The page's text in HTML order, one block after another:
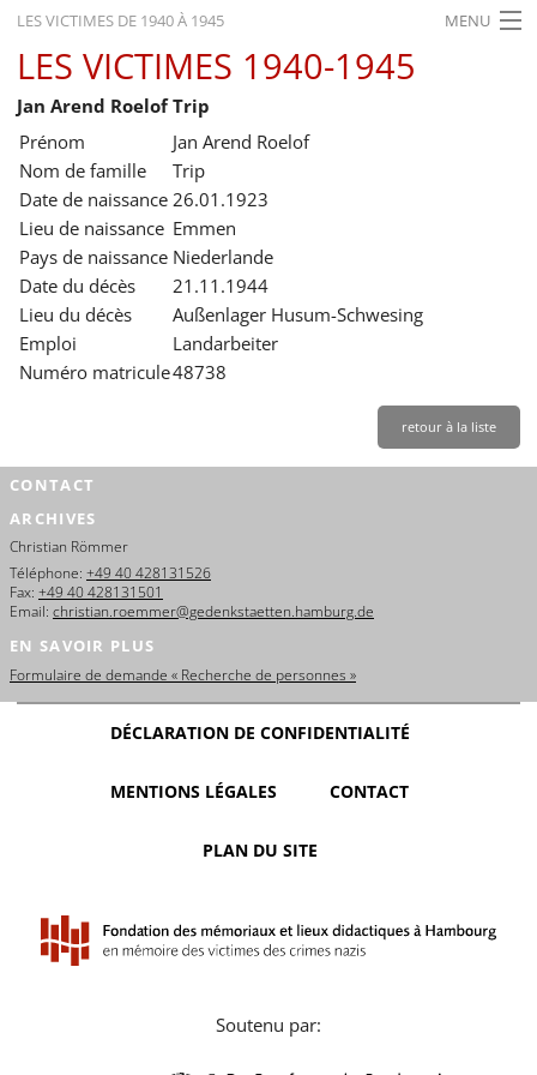
LES VICTIMES DE 1940 À 1945 MENU
ACCUEIL
ACTUALITÉS
EXPOSITIONS
HISTORIQUE
FORMATION
RECHERCHE
SERVICE
LES VICTIMES 1940-1945
Jan Arend Roelof Trip
Prénom
Jan Arend Roelof
Nom de famille
Trip
Date de naissance 26.01.1923
Lieu de naissance Emmen
Pays de naissance Niederlande
Date du décès
21.11.1944
Lieu du décès
Außenlager Husum-Schwesing
Emploi
Landarbeiter
Numéro matricule48738
retour à la liste
CONTACT
ARCHIVES
Christian Römmer
Téléphone: +49 40 428131526
Fax: +49 40 428131501
Email: christian.roemmer@gedenkstaetten.hamburg.de
EN SAVOIR PLUS
Formulaire de demande « Recherche de personnes »
DÉCLARATION DE CONFIDENTIALITÉ
MENTIONS LÉGALES CONTACT
PLAN DU SITE
Soutenu par: